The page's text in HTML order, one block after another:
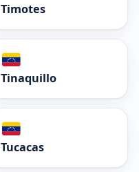
Timotes
Tinaquillo
Tucacas